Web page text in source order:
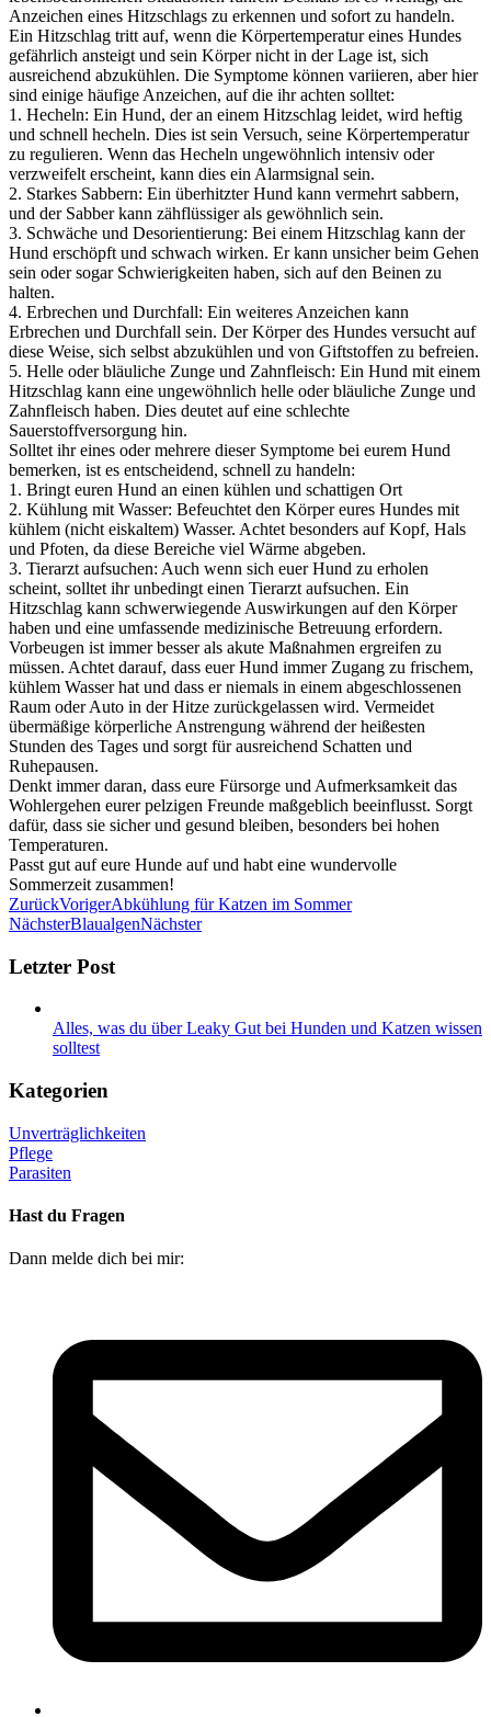
Anzeichen eines Hitzschlags zu erkennen und sofort zu handeln.
Ein Hitzschlag tritt auf, wenn die Körpertemperatur eines Hundes
gefährlich ansteigt und sein Körper nicht in der Lage ist, sich
ausreichend abzukühlen. Die Symptome können variieren, aber hier
sind einige häufige Anzeichen, auf die ihr achten solltet:
1. Hecheln: Ein Hund, der an einem Hitzschlag leidet, wird heftig
und schnell hecheln. Dies ist sein Versuch, seine Körpertemperatur
zu regulieren. Wenn das Hecheln ungewöhnlich intensiv oder
verzweifelt erscheint, kann dies ein Alarmsignal sein.
2. Starkes Sabbern: Ein überhitzter Hund kann vermehrt sabbern,
und der Sabber kann zähflüssiger als gewöhnlich sein.
3. Schwäche und Desorientierung: Bei einem Hitzschlag kann der
Hund erschöpft und schwach wirken. Er kann unsicher beim Gehen
sein oder sogar Schwierigkeiten haben, sich auf den Beinen zu
halten.
4. Erbrechen und Durchfall: Ein weiteres Anzeichen kann
Erbrechen und Durchfall sein. Der Körper des Hundes versucht auf
diese Weise, sich selbst abzukühlen und von Giftstoffen zu befreien.
5. Helle oder bläuliche Zunge und Zahnfleisch: Ein Hund mit einem
Hitzschlag kann eine ungewöhnlich helle oder bläuliche Zunge und
Zahnfleisch haben. Dies deutet auf eine schlechte
Sauerstoffversorgung hin.
Solltet ihr eines oder mehrere dieser Symptome bei eurem Hund
bemerken, ist es entscheidend, schnell zu handeln:
1. Bringt euren Hund an einen kühlen und schattigen Ort
2. Kühlung mit Wasser: Befeuchtet den Körper eures Hundes mit
kühlem (nicht eiskaltem) Wasser. Achtet besonders auf Kopf, Hals
und Pfoten, da diese Bereiche viel Wärme abgeben.
3. Tierarzt aufsuchen: Auch wenn sich euer Hund zu erholen
scheint, solltet ihr unbedingt einen Tierarzt aufsuchen. Ein
Hitzschlag kann schwerwiegende Auswirkungen auf den Körper
haben und eine umfassende medizinische Betreuung erfordern.
Vorbeugen ist immer besser als akute Maßnahmen ergreifen zu
müssen. Achtet darauf, dass euer Hund immer Zugang zu frischem,
kühlem Wasser hat und dass er niemals in einem abgeschlossenen
Raum oder Auto in der Hitze zurückgelassen wird. Vermeidet
übermäßige körperliche Anstrengung während der heißesten
Stunden des Tages und sorgt für ausreichend Schatten und
Ruhepausen.
Denkt immer daran, dass eure Fürsorge und Aufmerksamkeit das
Wohlergehen eurer pelzigen Freunde maßgeblich beeinflusst. Sorgt
dafür, dass sie sicher und gesund bleiben, besonders bei hohen
Temperaturen.
Passt gut auf eure Hunde auf und habt eine wundervolle
Sommerzeit zusammen!
ZurückVorigerAbkühlung für Katzen im Sommer
NächsterBlaualgenNächster
Letzter Post
Alles, was du über Leaky Gut bei Hunden und Katzen wissen
solltest
Kategorien
Unverträglichkeiten
Pflege
Parasiten
Hast du Fragen
Dann melde dich bei mir: